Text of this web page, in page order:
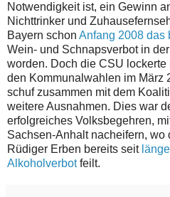
Notwendigkeit ist, ein Gewinn
Nichttrinker und
Bayern schon Anfang 2008 das
Wein- und Schnapsverbot in
worden. Doch die CSU
den Kommunalwahlen im März
schuf zusammen mit dem
weitere Ausnahmen. Dies war
erfolgreiches Volksbegehren,
Sachsen-Anhalt nacheifern, wo
Rüdiger Erben bereits seit
Alkoholverbotfeilt.